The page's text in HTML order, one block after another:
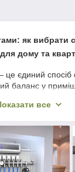
як вибрати
для дому та
це єдиний спосіб
баланс у
конвекції
— від
цехів. Якщо ви
або шукаєте
ми
все